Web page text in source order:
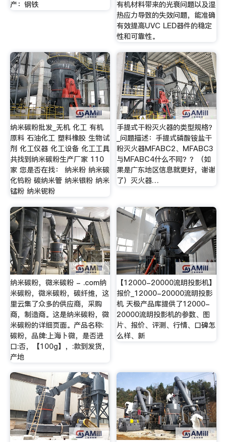
产：钢铁
有机材料带来的光衰问题以及湿
热应力导致的失效问题，能准确
有效提高UVC LED器件的稳定
性和可靠性。
纳米碳粉批发_无机 化工 有机
原料 石油化工 塑料橡胶 生物试
剂 化工仪器 化工设备 化工工具
共找到纳米碳粉生产厂家 110
家 您是否在找： 纳米粉 纳米碳
化钨粉 碳纳米管 纳米银粉 纳米
锰粉 纳米铌粉
手提式干粉灭火器的类型规格？
_问题描述：手提式磷酸铵盐干
粉灭火器MFABC2、MFABC3
与MFABC4什么不同？？（如
果是广东地区信息就更好，谢谢
了）灭火器…
纳米碳粉，微米碳粉 - .com纳
米碳粉，微米碳粉，碳纤维，这
里云集了众多的供应商，采购
商，制造商。这是纳米碳粉，微
米碳粉的详细页面。产品名称:
碳粉，品牌:上海卜微，是否进
口:否，【100g】，:款到发货，
产地
【12000-20000流明投影机】
报价_12000-20000流明投影
机 天极产品库提供了12000-
20000流明投影机的参数、图
片、报价、评测、行情、口碑怎
么样、新